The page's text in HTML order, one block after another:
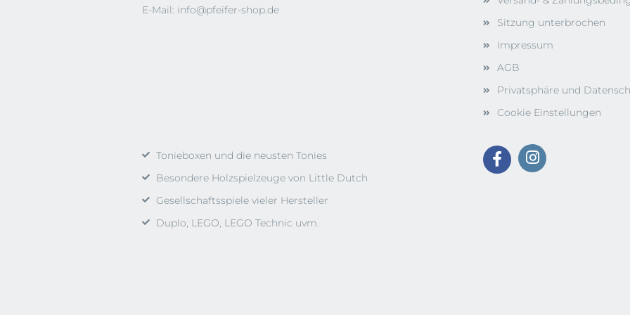
E-Mail: info@pfeifer-shop.de
Sitzung unterbrochen
Impressum
AGB
Privatsphäre und
Cookie Einstellungen
Tonieboxen und die neusten Tonies
Besondere Holzspielzeuge von Little Dutch
Gesellschaftsspiele vieler Hersteller
Duplo, LEGO, LEGO Technic uvm.